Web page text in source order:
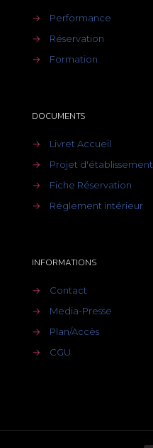
→
Performance
→
Réservation
→
Formation
DOCUMENTS
→
Livret Accueil
→
Projet d'établissement
→
Fiche Réservation
→
Réglement intérieur
INFORMATIONS
→
Contact
→
Media-Presse
→
Plan/Accès
→
CGU